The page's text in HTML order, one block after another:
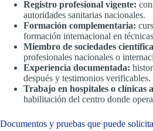
Registro profesional vigente:
autoridades sanitarias nacionales.
Formación complementaria:
formación internacional en
Miembro de sociedades
profesionales nacionales o
Experiencia documentada:
después y testimonios verificables.
Trabajo en hospitales o clínicas
habilitación del centro donde
Documentos y pruebas que puede